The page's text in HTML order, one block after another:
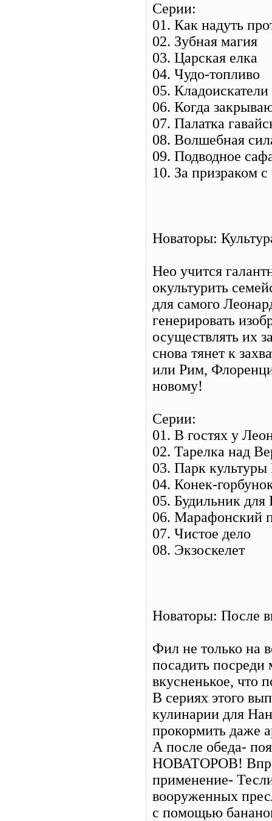
Серии:
01. Как надуть
02. Зубная магия
03. Царская елка
04. Чудо-топливо
05. Кладоискатели
06. Когда
07. Палатка
08. Волшебная
09. Подводное
10. За призраком
Новаторы:
Нео учится
окультурить
для самого
генерировать
осуществлять их
снова тянет к
или Рим,
новому!
Серии:
01. В гостях у
02. Тарелка над
03. Парк
04. Конек-
05. Будильник для
06. Марафонский
07. Чистое дело
08. Экзоскелет
Новаторы: После
Фил не только на
посадить посреди
вкусненькое, что
В сериях этого
кулинарии для
прокормить даже
А после обеда-
НОВАТОРОВ!
применение-
вооруженных
с помощью